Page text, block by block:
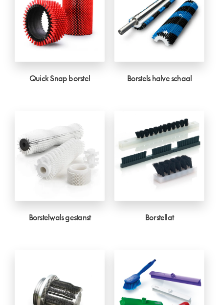
Quick Snap borstel Borstels halve schaal
Borstelwals gestanst Borstellat